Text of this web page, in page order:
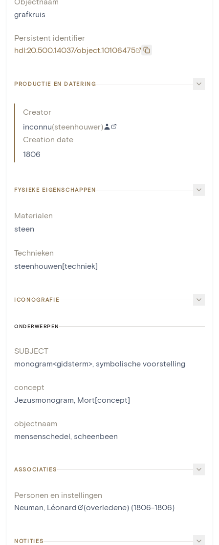
grafkruis
Persistent identifier
hdl:20.500.14037/object.10106475
PRODUCTIE EN DATERING
Creator
inconnu(steenhouwer)
Creation date
1806
FYSIEKE EIGENSCHAPPEN
Materialen
steen
Technieken
steenhouwen[techniek]
ICONOGRAFIE
ONDERWERPEN
SUBJECT
monogram<gidsterm>, symbolische voorstelling
concept
Jezusmonogram, Mort[concept]
objectnaam
mensenschedel, scheenbeen
ASSOCIATIES
Personen en instellingen
Neuman, Léonard
(overledene) (1806-1806)
NOTITIES